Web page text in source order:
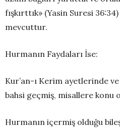
fışkırttık» (Yasin Suresi
mevcuttur.
Hurmanın Faydaları İse:
Kur’an-ı Kerim ayetlerinde
bahsi geçmiş, misallere konu
Hurmanın içermiş olduğu